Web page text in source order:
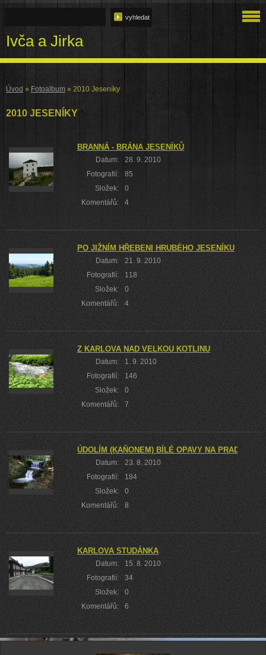
Ivča a Jirka
Úvod » Fotoalbum » 2010 Jeseníky
2010 JESENÍKY
BRANNÁ - BRÁNA JESENÍKŮ
Datum:
28. 9. 2010
Fotografií:
85
Složek:
0
Komentářů:
4
PO JIŽNÍM HŘEBENI HRUBÉHO JESENÍKU
Datum:
21. 9. 2010
Fotografií:
118
Složek:
0
Komentářů:
4
Z KARLOVA NAD VELKOU KOTLINU
Datum:
1. 9. 2010
Fotografií:
146
Složek:
0
Komentářů:
7
ÚDOLÍM (KAŇONEM) BÍLÉ OPAVY NA PRADĚD
Datum:
23. 8. 2010
Fotografií:
184
Složek:
0
Komentářů:
8
KARLOVA STUDÁNKA
Datum:
15. 8. 2010
Fotografií:
34
Složek:
0
Komentářů:
6